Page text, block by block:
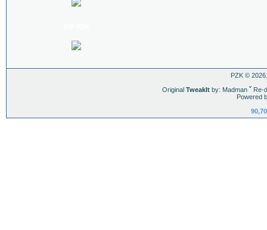
PZK ©
Original TweakItby: Madman ˇRe-
Powered